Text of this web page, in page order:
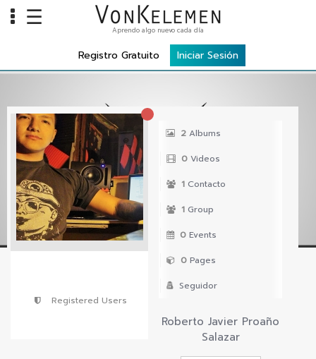
Home
Carreras
Costos
Tools
VKTV
vLearn
vKonnect
☰ Aprendo algo nuevo cada día
Registro Gratuito Iniciar Sesión
Registered Users
2 Albums
0 Videos
1 Contacto
1 Group
0 Events
0 Pages
Seguidor
Roberto Javier Proaño
Salazar